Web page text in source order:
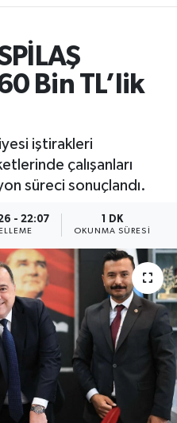
Bin TL’lik
iştirakleri
çalışanları
süreci sonuçlandı.
- 22:07 1 DK
OKUNMA SÜRESI